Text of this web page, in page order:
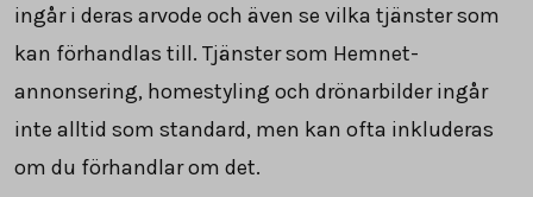
ingår i deras arvode och även se vilka tjänster som
kan förhandlas till. Tjänster som Hemnet-
annonsering, homestyling och drönarbilder ingår
inte alltid som standard, men kan ofta inkluderas
om du förhandlar om det.